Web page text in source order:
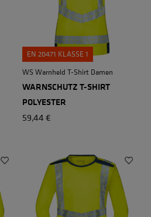
EN 20471 KLASSE 1
WS Warnheld T-Shirt Damen
WARNSCHUTZ T-SHIRT
POLYESTER
59,44 €